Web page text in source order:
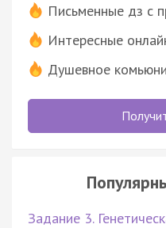
Письменные дз с
Интересные
Душевное
Задание 3.